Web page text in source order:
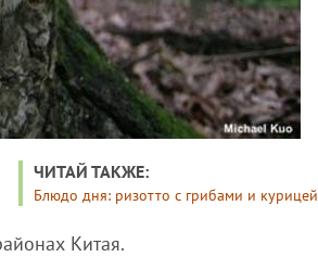
ЧИТАЙ ТАКЖЕ:
Блюдо дня: ризотто с грибами и курицей
Китая.